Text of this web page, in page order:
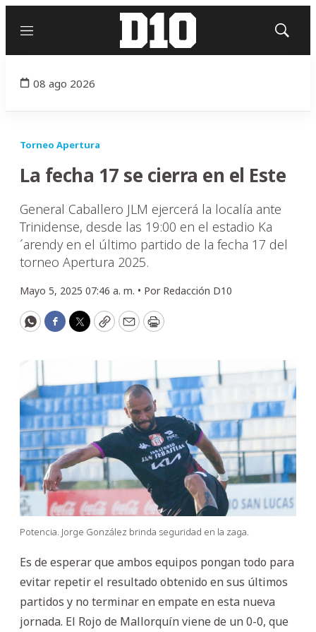
Menú
Mostrar
08 ago 2026
Torneo Apertura
La fecha 17 se cierra en el Este
General Caballero JLM ejercerá la localía ante
Trinidense, desde las 19:00 en el estadio Ka
´arendy en el último partido de la fecha 17 del
torneo Apertura 2025.
Mayo 5, 2025 07:46 a. m. • Por Redacción D10
WhatsApp
Facebook
Twitter
CopyEmailPrint
Potencia. Jorge González brinda seguridad en la zaga.
Es de esperar que ambos equipos pongan todo para
evitar repetir el resultado obtenido en sus últimos
partidos y no terminar en empate en esta nueva
jornada. El Rojo de Mallorquín viene de un 0-0, que